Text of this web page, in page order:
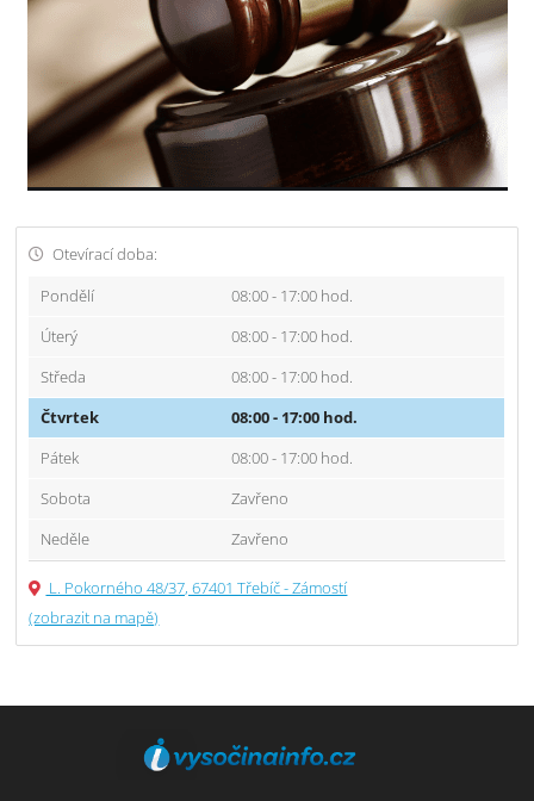
Otevírací doba:
Pondělí
08:00 - 17:00 hod.
Úterý
08:00 - 17:00 hod.
Středa
08:00 - 17:00 hod.
Čtvrtek
08:00 - 17:00 hod.
Pátek
08:00 - 17:00 hod.
Sobota
Zavřeno
Neděle
Zavřeno
L. Pokorného 48/37, 67401 Třebíč - Zámostí
(zobrazit na mapě)